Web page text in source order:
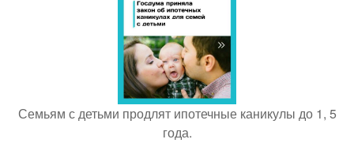
Семьям с детьми продлят ипотечные каникулы до 1, 5
года.